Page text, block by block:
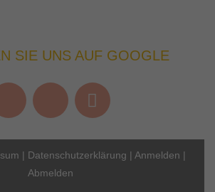
SIE UNS AUF GOOGLE
| Datenschutzerklärung | Anmelden |
Abmelden